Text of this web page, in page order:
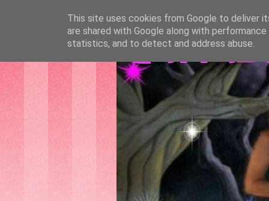
This site uses cookies from Google to deliver
are shared with Google along with
statistics, and to detect and address abuse.